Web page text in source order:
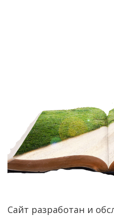
Сайт разработан и